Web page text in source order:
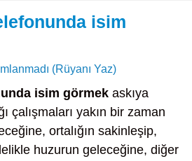
isim
(Rüyanı Yaz)
isim görmek askıya
çalışmaları yakın bir zaman
ortalığın sakinleşip,
huzurun geleceğine, diğer